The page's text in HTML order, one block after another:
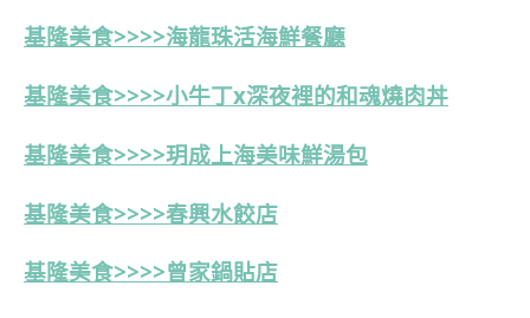
基隆美食>>>>海龍珠活海鮮餐廳
基隆美食>>>>小牛丁x深夜裡的和魂燒肉丼
基隆美食>>>>玥成上海美味鮮湯包
基隆美食>>>>春興水餃店
基隆美食>>>>曾家鍋貼店